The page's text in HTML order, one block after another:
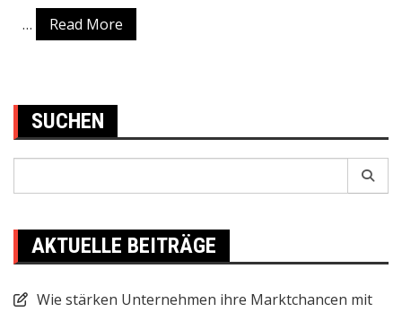
…
Read More
SUCHEN
AKTUELLE BEITRÄGE
Wie stärken Unternehmen ihre Marktchancen mit